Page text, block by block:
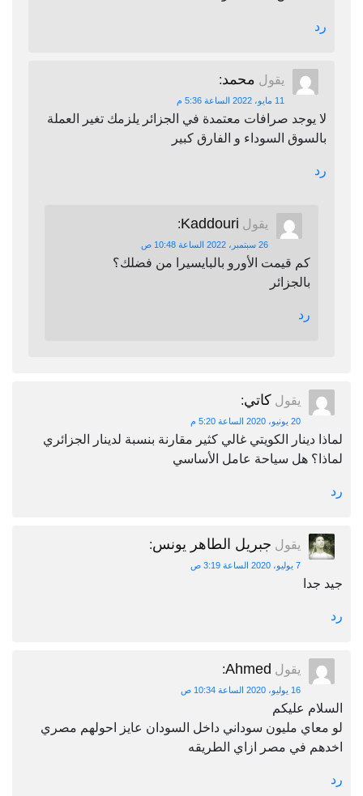
رد
يقول محمد:
11 مايو، 2022 الساعة 5:36 م
لا يوجد صرافات معتمدة في الجزائر يلزمك تغير العملة
بالسوق السوداء و الفارق كبير
رد
يقول Kaddouri
:
26 سبتمبر، 2022 الساعة 10:48 ص
كم قيمت الأورو بالبايسيرا من فضلك؟
بالجزائر
رد
يقول كاتي:
20 يونيو، 2020 الساعة 5:20 م
لماذا دينار الكويتي غالي كثير مقارنة بنسبة لدينار الجزائري
لماذا؟ هل سياحة عامل الأساسي
رد
يقول جبريل الطاهر يونس:
7 يوليو، 2020 الساعة 3:19 ص
جيد جدا
رد
يقول Ahmed
:
16 يوليو، 2020 الساعة 10:34 ص
السلام عليكم
لو معاي مليون سوداني داخل السودان عايز احولهم مصري
اخدهم في مصر ازاي الطريقه
رد